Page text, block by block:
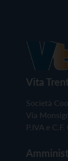
Vita
Società
Via
P.IVA e